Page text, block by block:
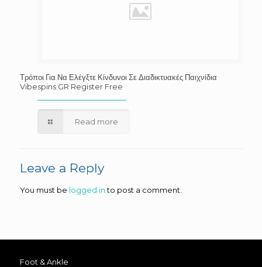
Τρόποι Για Να Ελέγξτε Κίνδυνοι Σε Διαδικτυακές Παιχνίδια
Vibespins GR Register Free
Read more
Leave a Reply
You must be logged into post a comment.
Foot & Ankle